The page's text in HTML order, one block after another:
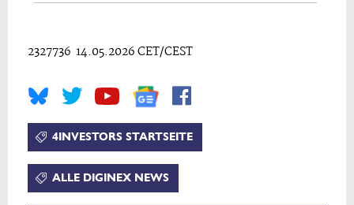
2327736 14.05.2026 CET/CEST
4INVESTORS STARTSEITE
ALLE DIGINEX NEWS